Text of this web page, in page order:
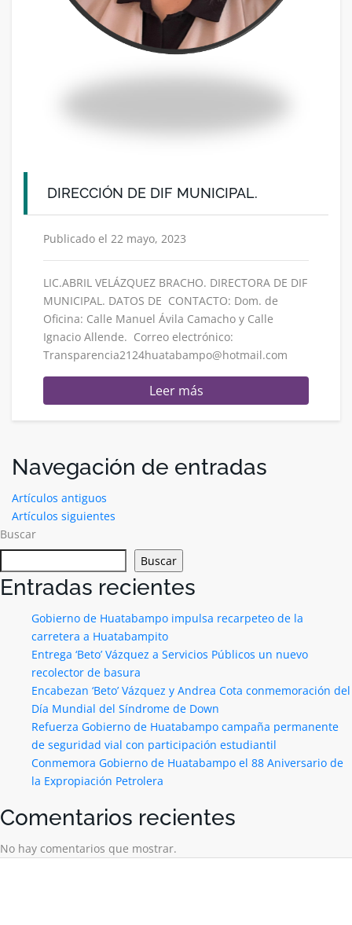
DIRECCIÓN DE DIF MUNICIPAL.
Publicado el 22 mayo, 2023
LIC.ABRIL VELÁZQUEZ BRACHO. DIRECTORA DE DIF
MUNICIPAL. DATOS DE CONTACTO: Dom. de
Oficina: Calle Manuel Ávila Camacho y Calle
Ignacio Allende. Correo electrónico:
Transparencia2124huatabampo@hotmail.com
Leer más
Navegación de entradas
Artículos antiguos
Artículos siguientes
Buscar
Buscar
Entradas recientes
Gobierno de Huatabampo impulsa recarpeteo de la
carretera a Huatabampito
Entrega ‘Beto’ Vázquez a Servicios Públicos un nuevo
recolector de basura
Encabezan ‘Beto’ Vázquez y Andrea Cota conmemoración del
Día Mundial del Síndrome de Down
Refuerza Gobierno de Huatabampo campaña permanente
de seguridad vial con participación estudiantil
Conmemora Gobierno de Huatabampo el 88 Aniversario de
la Expropiación Petrolera
Comentarios recientes
No hay comentarios que mostrar.